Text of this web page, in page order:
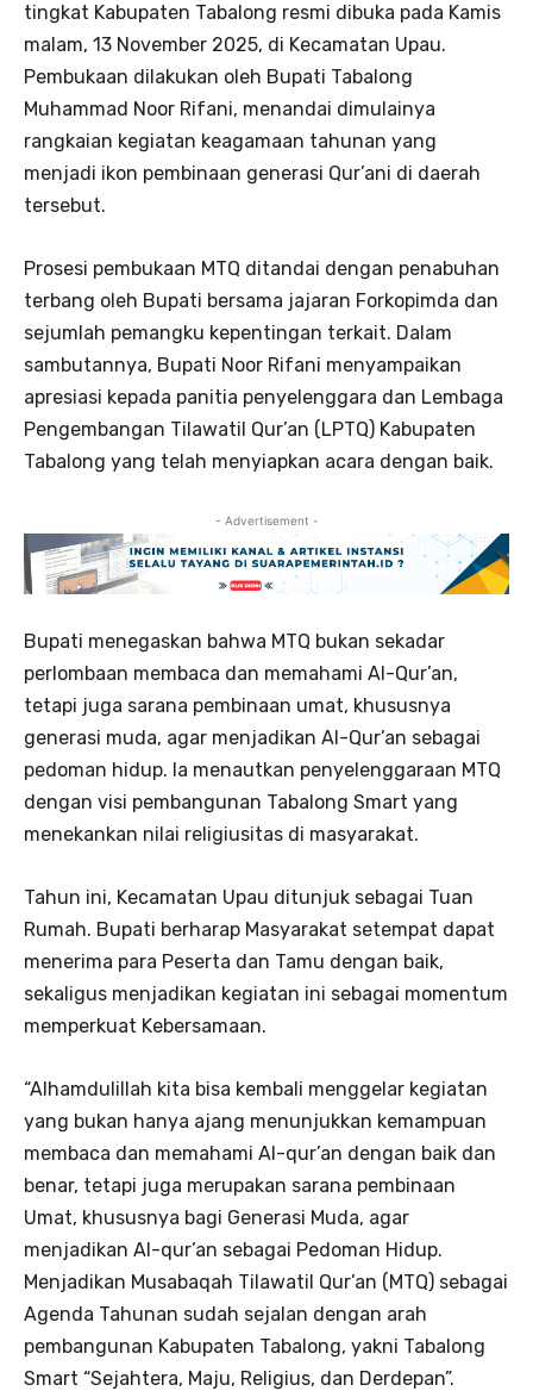
tingkat Kabupaten Tabalong resmi dibuka pada Kamis
malam, 13 November 2025, di Kecamatan Upau.
Pembukaan dilakukan oleh Bupati Tabalong
Muhammad Noor Rifani, menandai dimulainya
rangkaian kegiatan keagamaan tahunan yang
menjadi ikon pembinaan generasi Qur’ani di daerah
tersebut.
Prosesi pembukaan MTQ ditandai dengan penabuhan
terbang oleh Bupati bersama jajaran Forkopimda dan
sejumlah pemangku kepentingan terkait. Dalam
sambutannya, Bupati Noor Rifani menyampaikan
apresiasi kepada panitia penyelenggara dan Lembaga
Pengembangan Tilawatil Qur’an (LPTQ) Kabupaten
Tabalong yang telah menyiapkan acara dengan baik.
- Advertisement -
Bupati menegaskan bahwa MTQ bukan sekadar
perlombaan membaca dan memahami Al-Qur’an,
tetapi juga sarana pembinaan umat, khususnya
generasi muda, agar menjadikan Al-Qur’an sebagai
pedoman hidup. Ia menautkan penyelenggaraan MTQ
dengan visi pembangunan Tabalong Smart yang
menekankan nilai religiusitas di masyarakat.
Tahun ini, Kecamatan Upau ditunjuk sebagai Tuan
Rumah. Bupati berharap Masyarakat setempat dapat
menerima para Peserta dan Tamu dengan baik,
sekaligus menjadikan kegiatan ini sebagai momentum
memperkuat Kebersamaan.
“Alhamdulillah kita bisa kembali menggelar kegiatan
yang bukan hanya ajang menunjukkan kemampuan
membaca dan memahami Al-qur’an dengan baik dan
benar, tetapi juga merupakan sarana pembinaan
Umat, khususnya bagi Generasi Muda, agar
menjadikan Al-qur’an sebagai Pedoman Hidup.
Menjadikan Musabaqah Tilawatil Qur’an (MTQ) sebagai
Agenda Tahunan sudah sejalan dengan arah
pembangunan Kabupaten Tabalong, yakni Tabalong
Smart “Sejahtera, Maju, Religius, dan Derdepan”.